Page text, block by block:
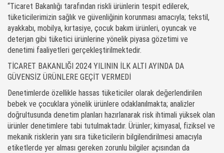
“Ticaret Bakanlığı tarafından riskli ürünlerin tespit edilerek,
tüketicilerimizin sağlık ve güvenliğinin korunması amacıyla; tekstil,
ayakkabı, mobilya, kırtasiye, çocuk bakım ürünleri, oyuncak ve
deterjan gibi tüketici ürünlerine yönelik piyasa gözetimi ve
denetimi faaliyetleri gerçekleştirilmektedir.
TİCARET BAKANLIĞI 2024 YILININ İLK ALTI AYINDA DA
GÜVENSİZ ÜRÜNLERE GEÇİT VERMEDİ
Denetimlerde özellikle hassas tüketiciler olarak değerlendirilen
bebek ve çocuklara yönelik ürünlere odaklanılmakta; analizler
doğrultusunda denetim planları hazırlanarak risk ihtimali yüksek olan
ürünler denetimlere tabi tutulmaktadır. Ürünler; kimyasal, fiziksel ve
mekanik risklerin yanı sıra tüketicilerin bilgilendirilmesi amacıyla
etiketlerde yer alması gereken zorunlu bilgiler açısından da